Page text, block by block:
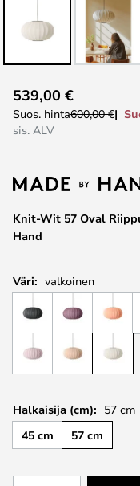
to
the
the
gallery
Knit-Wit 57 Oval
Hand
539,00 €
Suos. hinta600,00 €
sis. ALV
Väri: valkoinen
Halkaisija (cm): 57 cm
45 cm
57 cm